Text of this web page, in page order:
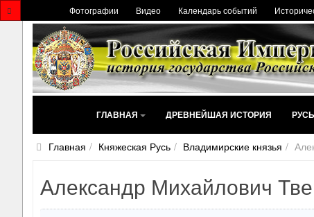
Фотографии Видео Календарь событий
ГЛАВНАЯ ДРЕВНЕЙШАЯ ИСТОРИЯ РУСЬ
Главная Княжеская Русь Владимирские князья
Александр Михайлович